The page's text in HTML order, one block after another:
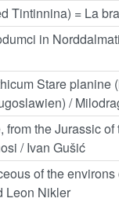
Tintinnina) = La
in
Stare
/
the Jurassic
/ Ivan Gušić
of the
Leon Nikler